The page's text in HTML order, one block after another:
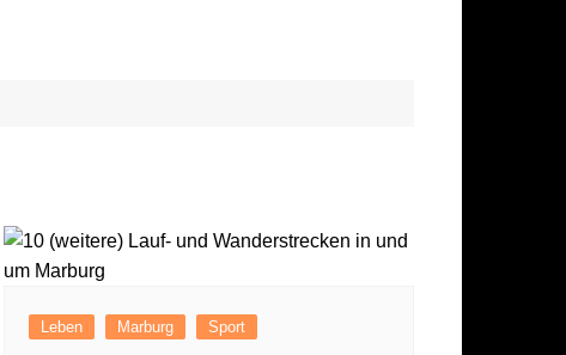
Leben Marburg Sport